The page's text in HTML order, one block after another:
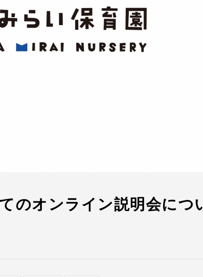
のオンライン説明会につ